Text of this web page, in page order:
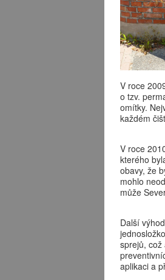
V roce
o tzv.
omítky.
každém
V roce
kterého
obavy, že
mohlo
může
Další
sprejů, což
aplikaci a